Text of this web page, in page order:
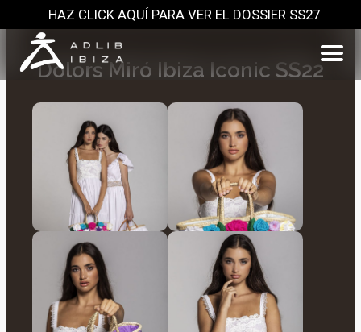
HAZ CLICK AQUÍ PARA VER EL DOSSIER SS27
Dolors Miró Ibiza Iconic SS22